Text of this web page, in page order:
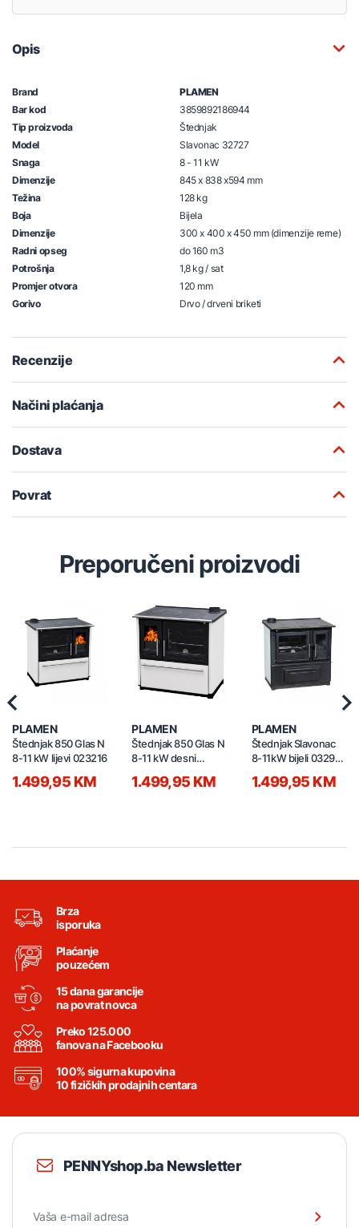
Opis
Brand
PLAMEN
Bar kod
3859892186944
Tip proizvoda
Štednjak
Model
Slavonac 32727
Snaga
8 - 11 kW
Dimenzije
845 x 838 x594 mm
Težina
128 kg
Boja
Bijela
Dimenzije
300 x 400 x 450 mm (dimenzije rerne)
Radni opseg
do 160 m3
Potrošnja
1,8 kg / sat
Promjer otvora
120 mm
Gorivo
Drvo / drveni briketi
Recenzije
Načini plaćanja
Dostava
Povrat
Preporučeni proizvodi
PLAMEN
Štednjak 850 Glas N
8-11 kW lijevi 023216
1.499,95 KM
PLAMEN
Štednjak 850 Glas N
8-11 kW desni
1.499,95 KM
PLAMEN
Štednjak Slavonac
8-11kW bijeli 032991
1.499,95 KM
Brza
isporuka
Plaćanje
pouzećem
15 dana garancije
na povrat novca
Preko 125.000
fanova na Facebooku
100% sigurna kupovina
10 fizičkih prodajnih centara
PENNYshop.ba Newsletter